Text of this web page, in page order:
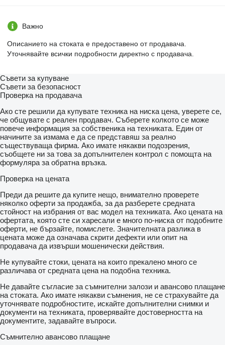
Важно
Описанието на стоката е предоставено от продавача.
Уточнявайте всички подробности директно с продавача.
Съвети за купуване
Съвети за безопасност
Проверка на продавача
Ако сте решили да купувате техника на ниска цена, уверете се,
че общувате с реален продавач. Съберете колкото се може
повече информация за собственика на техниката. Един от
начините за измама е да се представяш за реално
съществуваща фирма. Ако имате някакви подозрения,
съобщете ни за това за допълнителен контрол с помощта на
формуляра за обратна връзка.
Проверка на цената
Преди да решите да купите нещо, внимателно проверете
няколко оферти за продажба, за да разберете средната
стойност на избрания от вас модел на техниката. Ако цената на
офертата, която сте си харесали е много по-ниска от подобните
оферти, не бързайте, помислете. Значителната разлика в
цената може да означава скрити дефекти или опит на
продавача да извърши мошенически действия.
Не купувайте стоки, цената на които прекалено много се
различава от средната цена на подобна техника.
Не давайте съгласие за съмнителни залози и авансово плащане
на стоката. Ако имате някакви съмнения, не се страхувайте да
уточнявате подробностите, искайте допълнителни снимки и
документи на техниката, проверявайте достоверността на
документите, задавайте въпроси.
Съмнително авансово плащане